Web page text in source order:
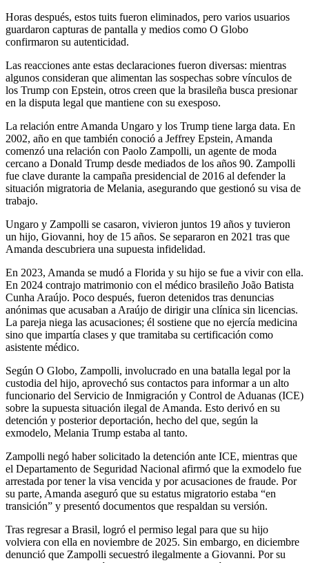
Horas después, estos tuits fueron eliminados, pero varios usuarios
guardaron capturas de pantalla y medios como O Globo
confirmaron su autenticidad.
Las reacciones ante estas declaraciones fueron diversas: mientras
algunos consideran que alimentan las sospechas sobre vínculos de
los Trump con Epstein, otros creen que la brasileña busca presionar
en la disputa legal que mantiene con su exesposo.
La relación entre Amanda Ungaro y los Trump tiene larga data. En
2002, año en que también conoció a Jeffrey Epstein, Amanda
comenzó una relación con Paolo Zampolli, un agente de moda
cercano a Donald Trump desde mediados de los años 90. Zampolli
fue clave durante la campaña presidencial de 2016 al defender la
situación migratoria de Melania, asegurando que gestionó su visa de
trabajo.
Ungaro y Zampolli se casaron, vivieron juntos 19 años y tuvieron
un hijo, Giovanni, hoy de 15 años. Se separaron en 2021 tras que
Amanda descubriera una supuesta infidelidad.
En 2023, Amanda se mudó a Florida y su hijo se fue a vivir con ella.
En 2024 contrajo matrimonio con el médico brasileño João Batista
Cunha Araújo. Poco después, fueron detenidos tras denuncias
anónimas que acusaban a Araújo de dirigir una clínica sin licencias.
La pareja niega las acusaciones; él sostiene que no ejercía medicina
sino que impartía clases y que tramitaba su certificación como
asistente médico.
Según O Globo, Zampolli, involucrado en una batalla legal por la
custodia del hijo, aprovechó sus contactos para informar a un alto
funcionario del Servicio de Inmigración y Control de Aduanas (ICE)
sobre la supuesta situación ilegal de Amanda. Esto derivó en su
detención y posterior deportación, hecho del que, según la
exmodelo, Melania Trump estaba al tanto.
Zampolli negó haber solicitado la detención ante ICE, mientras que
el Departamento de Seguridad Nacional afirmó que la exmodelo fue
arrestada por tener la visa vencida y por acusaciones de fraude. Por
su parte, Amanda aseguró que su estatus migratorio estaba “en
transición” y presentó documentos que respaldan su versión.
Tras regresar a Brasil, logró el permiso legal para que su hijo
volviera con ella en noviembre de 2025. Sin embargo, en diciembre
denunció que Zampolli secuestró ilegalmente a Giovanni. Por su